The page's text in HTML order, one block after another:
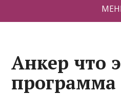
Анкер что
программа